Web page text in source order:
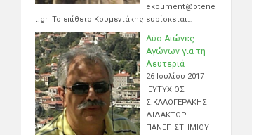
ekoument@otene
t.gr Το επίθετο Κουμεντάκης ευρίσκεται…
Δύο Αιώνες
Αγώνων για τη
Λευτεριά
26 Ιουλίου 2017
ΕΥΤΥΧΙΟΣ
Σ.ΚΑΛΟΓΕΡΑΚΗΣ
ΔΙΔΑΚΤΩΡ
ΠΑΝΕΠΙΣΤΗΜΙΟΥ